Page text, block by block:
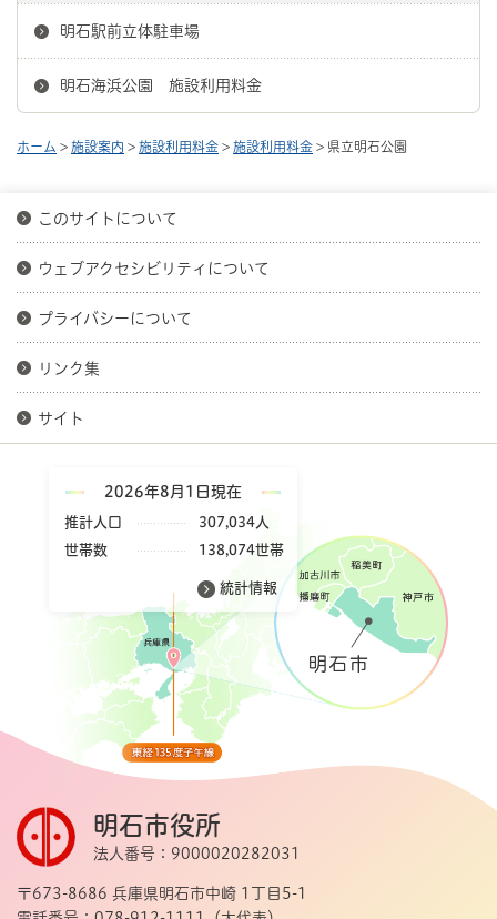
明石駅前立体駐車場
明石海浜公園 施設利用料金
ホーム > 施設案内 > 施設利用料金 > 施設利用料金 > 県立明石公園
このサイトについて
ウェブアクセシビリティについて
プライバシーについて
リンク集
サイト
2026年8月1日現在
推計人口
307,034人
世帯数
138,074世帯
統計情報
明石市役所
法人番号：9000020282031
〒673-8686 兵庫県明石市中崎 1丁目5-1